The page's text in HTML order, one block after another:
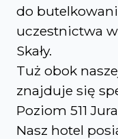
do
uczestnictwa
Skały.
Tuż obok
znajduje się
Poziom 511
Nasz hotel